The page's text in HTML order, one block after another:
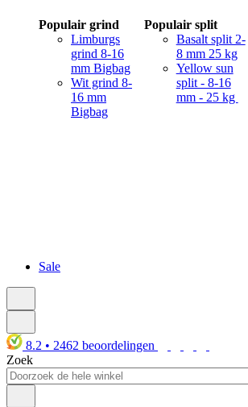
Populair grind
Limburgs
grind 8-16
mm Bigbag
Wit grind 8-
16 mm
Bigbag
Populair split
Basalt split 2-
8 mm 25 kg
Yellow sun
split - 8-16
mm - 25 kg
Sale
8.2 • 2462 beoordelingen
Zoek